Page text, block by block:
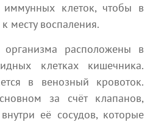
иммунных клеток, чтобы в
месту воспаления.
расположены в
клетках кишечника.
в венозный кровоток.
за счёт клапанов,
её сосудов, которые